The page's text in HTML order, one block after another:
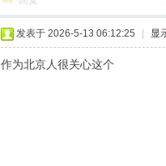
发表于 2026-5-13 06:12:25 显
作为北京人很关心这个